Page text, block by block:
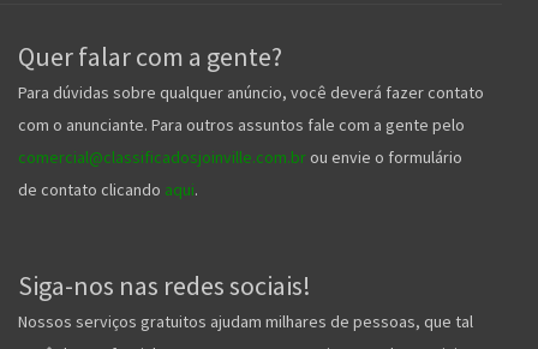
Quer falar com a gente?
Para dúvidas sobre qualquer anúncio, você deverá fazer contato
com o anunciante. Para outros assuntos fale com a gente pelo
comercial@classificadosjoinville.com.br ou envie o formulário
de contato clicando aqui.
Siga-nos nas redes sociais!
Nossos serviços gratuitos ajudam milhares de pessoas, que tal